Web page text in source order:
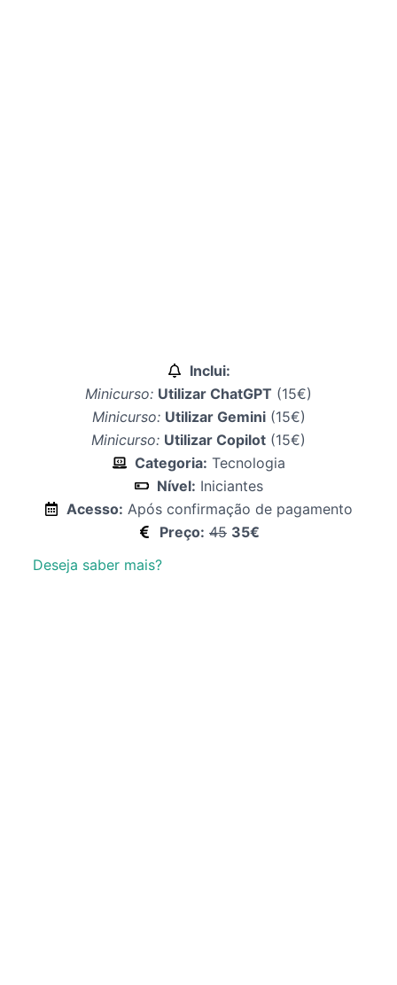
Inclui:
Minicurso: Utilizar ChatGPT (15€)
Minicurso: Utilizar Gemini(15€)
Minicurso: Utilizar Copilot (15€)
Categoria: Tecnologia
Nível: Iniciantes
Acesso: Após confirmação de pagamento
Preço: 45 35€
Deseja saber mais?